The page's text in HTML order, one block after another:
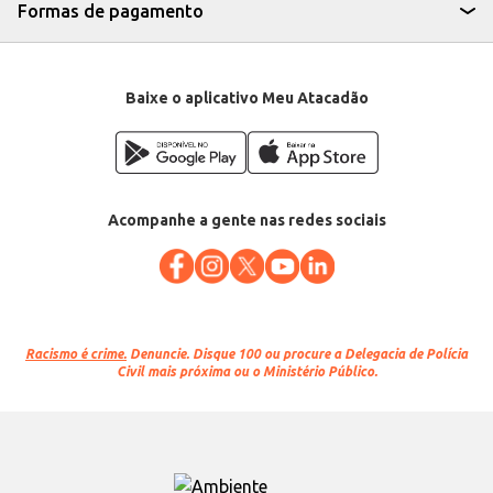
Formas de pagamento
Baixe o aplicativo Meu Atacadão
Acompanhe a gente nas redes sociais
Racismo é crime. Denuncie. Disque 100 ou procure a Delegacia de Polícia
Civil mais próxima ou o Ministério Público.